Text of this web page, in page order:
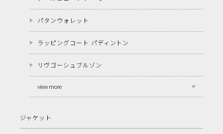
パタンウォレット
ラッピングコート パディントン
リヴゴーシュブルゾン
view more
ジャケット